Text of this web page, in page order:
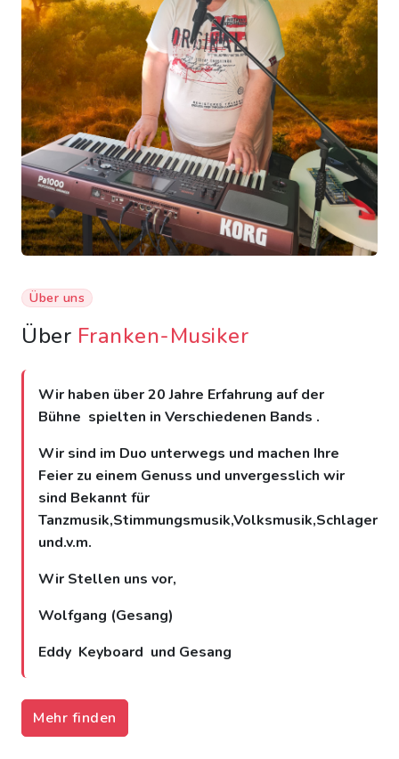
Über uns
Über Franken-Musiker
Wir haben über 20 Jahre Erfahrung auf der
Bühne spielten in Verschiedenen Bands .
Wir sind im Duo unterwegs und machen Ihre
Feier zu einem Genuss und unvergesslich wir
sind Bekannt für
Tanzmusik,Stimmungsmusik,Volksmusik,Schlager
und.v.m.
Wir Stellen uns vor,
Wolfgang (Gesang)
Eddy Keyboard und Gesang
Mehr finden